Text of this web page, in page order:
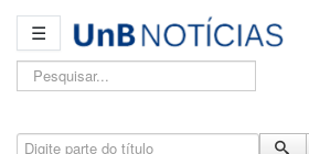
☰
Pesquisar...
Digite parte do título